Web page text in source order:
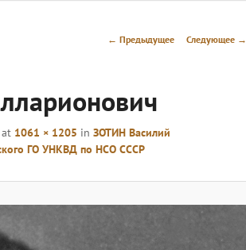
Навигация
← Предыдущее Следующее →
at 1061 × 1205 in ЗОТИН Василий
ГО УНКВД по НСО СССР